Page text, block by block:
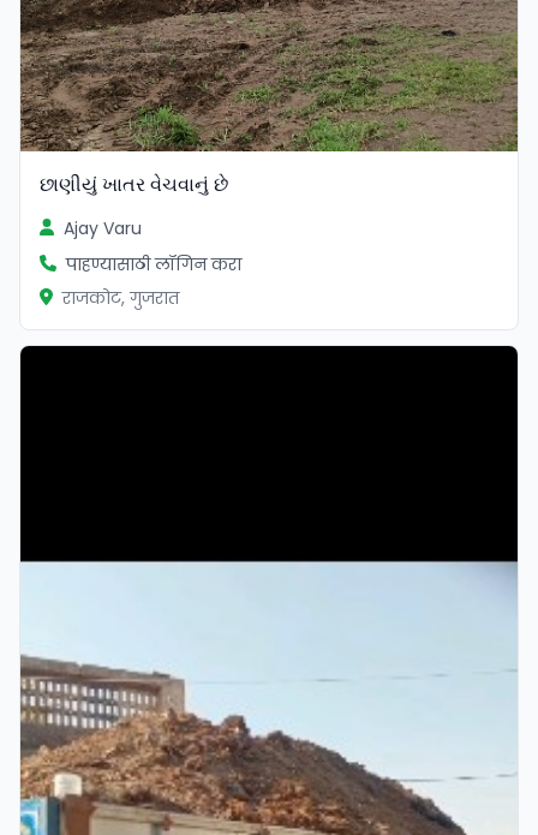
છાણીયું ખાતર વેચવાનું છે
Ajay Varu
पाहण्यासाठी लॉगिन करा
राजकोट, गुजरात